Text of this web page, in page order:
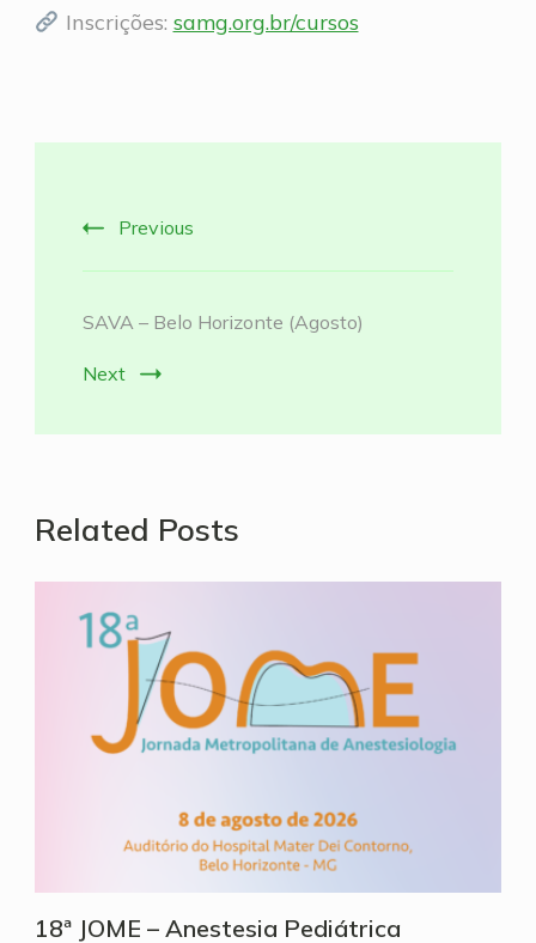
Inscrições: samg.org.br/cursos
Navigation
Previous
SAVA – Belo Horizonte (Agosto)
Next
Related Posts
18ª JOME – Anestesia Pediátrica